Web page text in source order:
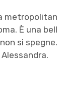
È una
si